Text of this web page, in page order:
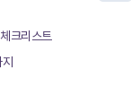
크리스트